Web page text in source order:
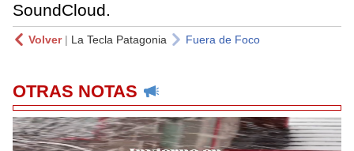
SoundCloud.
Volver| La Tecla Patagonia Fuera de Foco
OTRAS NOTAS